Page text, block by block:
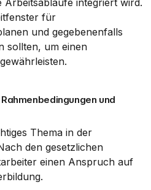
Arbeitsabläufe integriert wird.
für
und gegebenenfalls
sollten, um einen
und
Thema in der
den gesetzlichen
einen Anspruch auf